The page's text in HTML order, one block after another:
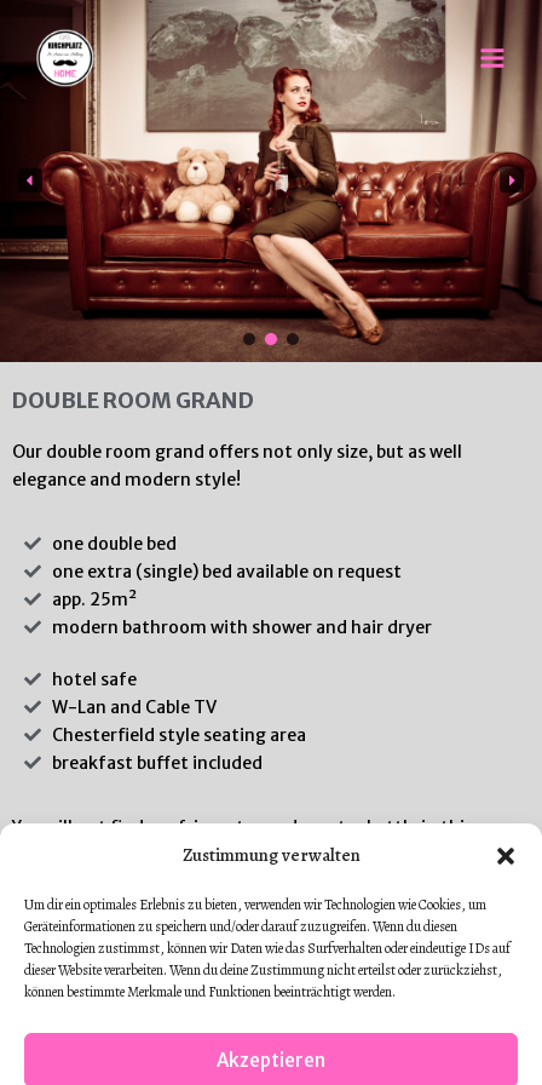
Zustimmung verwalten
Um dir ein optimales Erlebnis zu bieten, verwenden wir Technologien wie Cookies, um
Geräteinformationen zu speichern und/oder darauf zuzugreifen. Wenn du diesen
Technologien zustimmst, können wir Daten wie das Surfverhalten oder eindeutige IDs auf
dieser Website verarbeiten. Wenn du deine Zustimmung nicht erteilst oder zurückziehst,
können bestimmte Merkmale und Funktionen beeinträchtigt werden.
Akzeptieren
content
Main
DOUBLE ROOM GRAND
Our double room grand offers not only size, but as well
elegance and modern style!
one double bed
one extra (single) bed available on request
app. 25m²
modern bathroom with shower and hair dryer
hotel safe
W-Lan and Cable TV
Chesterfield style seating area
breakfast buffet included
You will not find a refrigerator and a water kettle in this room.
If this is important to you, please book one of our 3
BOOK NOW